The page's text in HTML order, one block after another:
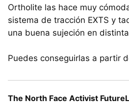
Ortholite las hace muy
sistema de tracción EXTS y
una buena sujeción en
Puedes conseguirlas a partir
The North Face Activist